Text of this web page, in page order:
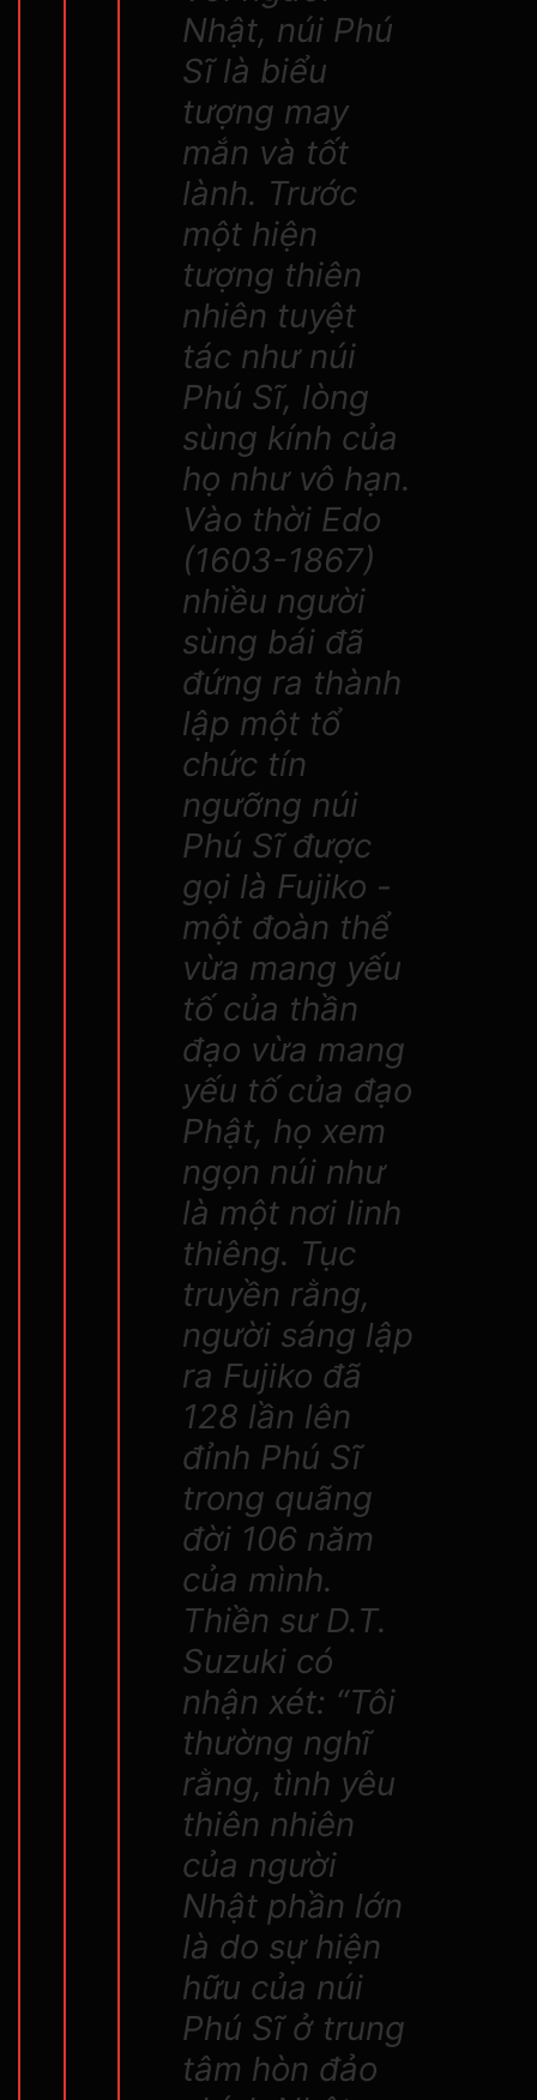
Nhật, núi Phú
Sĩ là biểu
tượng may
mắn và tốt
lành. Trước
một hiện
tượng thiên
nhiên tuyệt
tác như núi
Phú Sĩ, lòng
sùng kính của
họ như vô hạn.
Vào thời Edo
(1603-1867)
nhiều người
sùng bái đã
đứng ra thành
lập một tổ
chức tín
ngưỡng núi
Phú Sĩ được
gọi là Fujiko -
một đoàn thể
vừa mang yếu
tố của thần
đạo vừa mang
yếu tố của đạo
Phật, họ xem
ngọn núi như
là một nơi linh
thiêng. Tục
truyền rằng,
người sáng lập
ra Fujiko đã
128 lần lên
đỉnh Phú Sĩ
trong quãng
đời 106 năm
của mình.
Thiền sư D.T.
Suzuki có
nhận xét: “Tôi
thường nghĩ
rằng, tình yêu
thiên nhiên
của người
Nhật phần lớn
là do sự hiện
hữu của núi
Phú Sĩ ở trung
tâm hòn đảo